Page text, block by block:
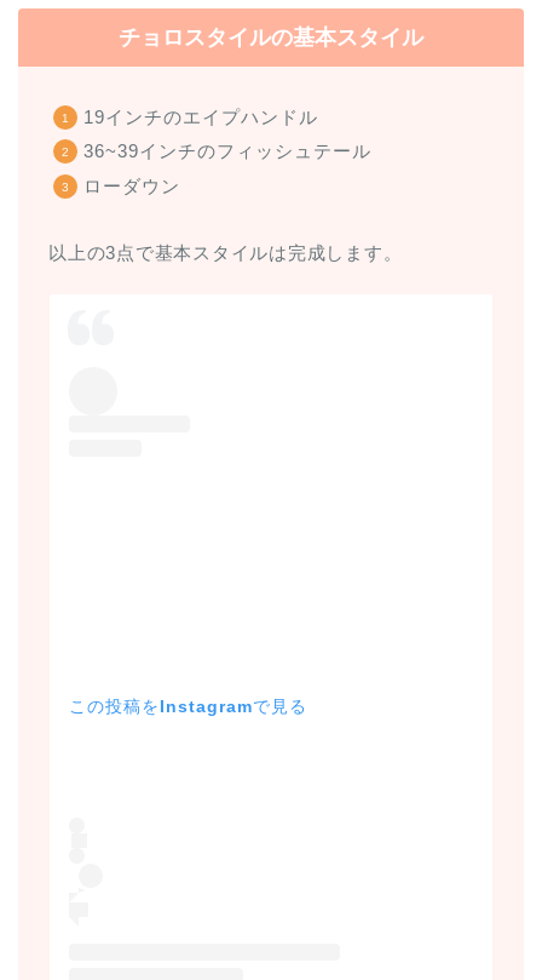
チョロスタイルの基本スタイル
19インチのエイプハンドル
36~39インチのフィッシュテール
ローダウン
以上の3点で基本スタイルは完成します。
この投稿をInstagramで見る